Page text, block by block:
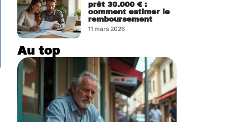
prêt 30.000 € :
comment estimer le
remboursement
11 mars 2026
Au top